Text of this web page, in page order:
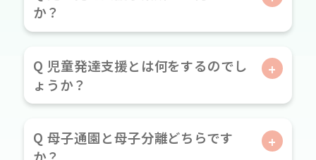
か？
Q 児童発達支援とは何をするのでし
ょうか？
Q 母子通園と母子分離どちらです